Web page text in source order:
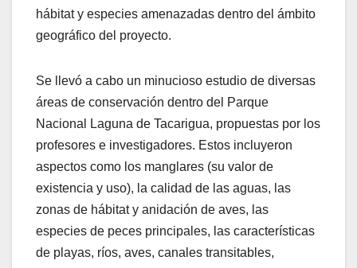
hábitat y especies amenazadas dentro del ámbito
geográfico del proyecto.
Se llevó a cabo un minucioso estudio de diversas
áreas de conservación dentro del Parque
Nacional Laguna de Tacarigua, propuestas por los
profesores e investigadores. Estos incluyeron
aspectos como los manglares (su valor de
existencia y uso), la calidad de las aguas, las
zonas de hábitat y anidación de aves, las
especies de peces principales, las características
de playas, ríos, aves, canales transitables,